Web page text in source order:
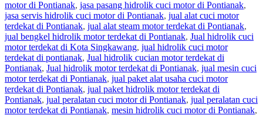
motor di Pontianak, jasa pasang hidrolik cuci motor di Pontianak,
jasa servis hidrolik cuci motor di Pontianak, jual alat cuci motor
terdekat di Pontianak, jual alat steam motor terdekat di Pontianak,
jual bengkel hidrolik motor terdekat di Pontianak, Jual hidrolik cuci
motor terdekat di Kota Singkawang, jual hidrolik cuci motor
terdekat di pontianak, Jual hidrolik cucian motor terdekat di
Pontianak, Jual hidrolik motor terdekat di Pontianak, jual mesin cuci
motor terdekat di Pontianak, jual paket alat usaha cuci motor
terdekat di Pontianak, jual paket hidrolik motor terdekat di
Pontianak, jual peralatan cuci motor di Pontianak, jual peralatan cuci
motor terdekat di Pontianak, mesin hidrolik cuci motor di Pontianak,